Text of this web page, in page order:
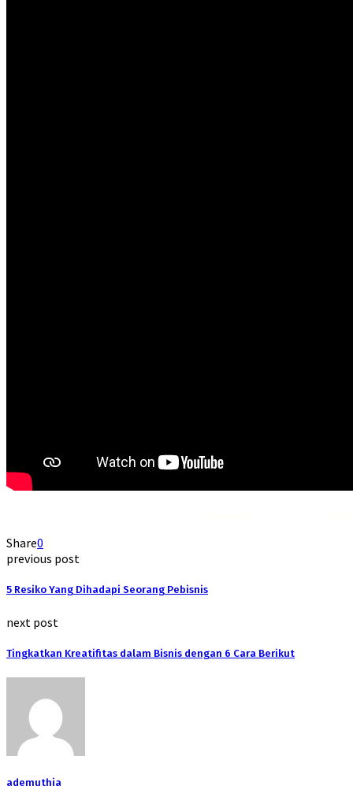
Share0
previous post
5 Resiko Yang Dihadapi Seorang Pebisnis
next post
Tingkatkan Kreatifitas dalam Bisnis dengan 6 Cara Berikut
ademuthia